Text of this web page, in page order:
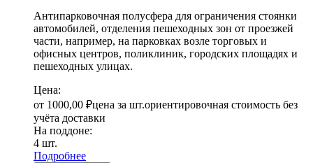
Антипарковочная полусфера для ограничения стоянки
автомобилей, отделения пешеходных зон от проезжей
части, например, на парковках возле торговых и
офисных центров, поликлиник, городских площадях и
пешеходных улицах.
Цена:
от 1000,00 ₽цена за шт.ориентировочная стоимость без
учёта доставки
На поддоне:
4 шт.
Подробнее